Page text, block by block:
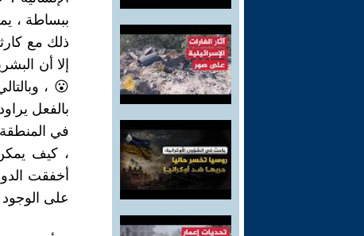
ببساطة ،
ذلك مع
إلا أن
😮 ،
بالفعل
في المنطقة
، كيف
أخفقت
على